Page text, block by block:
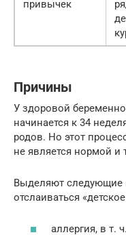
привычек
Причины
У здоровой
начинается к 34
родов. Но этот
не является нормой и
Выделяют
отслаиваться
аллергия, в т.